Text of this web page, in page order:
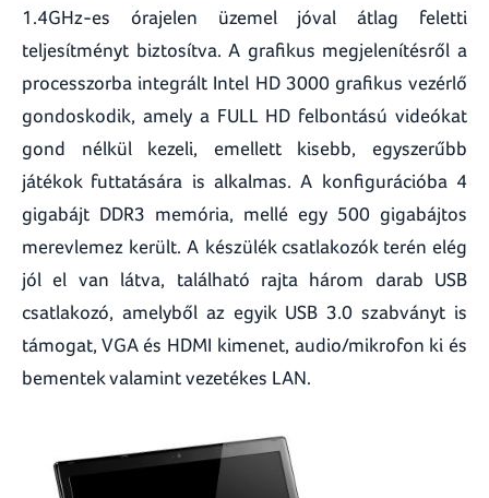
1.4GHz-es órajelen üzemel jóval átlag feletti
teljesítményt biztosítva. A grafikus megjelenítésről a
processzorba integrált Intel HD 3000 grafikus vezérlő
gondoskodik, amely a FULL HD felbontású videókat
gond nélkül kezeli, emellett kisebb, egyszerűbb
játékok futtatására is alkalmas. A konfigurációba 4
gigabájt DDR3 memória, mellé egy 500 gigabájtos
merevlemez került. A készülék csatlakozók terén elég
jól el van látva, található rajta három darab USB
csatlakozó, amelyből az egyik USB 3.0 szabványt is
támogat, VGA és HDMI kimenet, audio/mikrofon ki és
bementek valamint vezetékes LAN.